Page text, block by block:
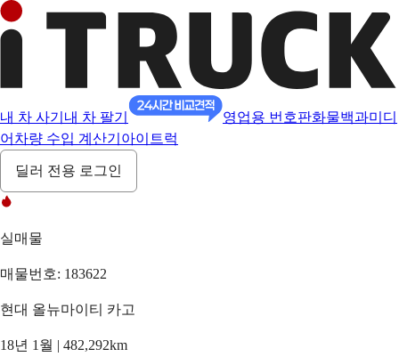
내 차 사기 내 차 팔기 영업용 번호판화물백과미디
어 차량 수입 계산기 아이트럭
딜러 전용 로그인
실매물
매물번호: 183622
현대 올뉴마이티 카고
18년 1월 | 482,292km